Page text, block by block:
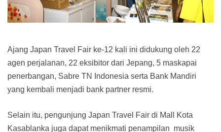
Ajang Japan Travel Fair ke-12 kali ini didukung oleh 22
agen perjalanan, 22 eksibitor dari Jepang, 5 maskapai
penerbangan, Sabre TN Indonesia serta Bank Mandiri
yang kembali menjadi bank partner resmi.
Selain itu, pengunjung Japan Travel Fair di Mall Kota
Kasablanka juga dapat menikmati penampilan musik